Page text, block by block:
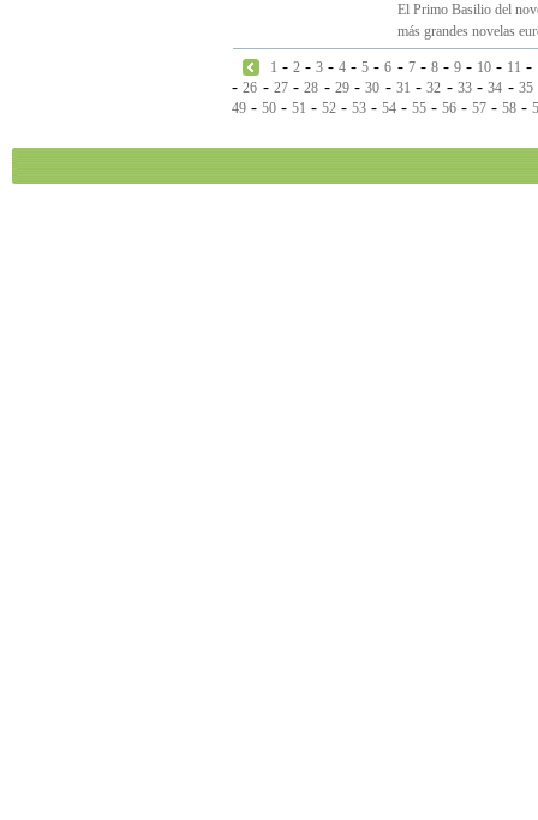
El Primo Basilio del
más grandes novelas
1 -2 -3 -4 -5 -6 - 7- 8- 9- 10- 11 -
-26 - 27-28 - 29-30 - 31 -32 - 33-34 - 35
49 - 50 - 51 - 52 - 53 - 54 - 55 - 56 - 57 - 58 -